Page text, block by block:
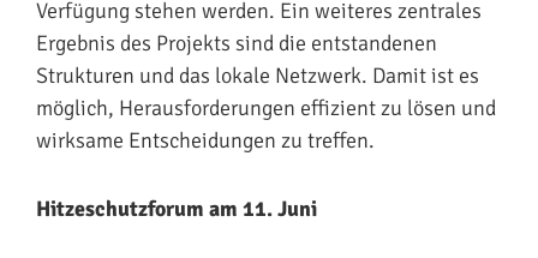
Verfügung stehen werden. Ein weiteres zentrales
Ergebnis des Projekts sind die entstandenen
Strukturen und das lokale Netzwerk. Damit ist es
möglich, Herausforderungen effizient zu lösen und
wirksame Entscheidungen zu treffen.
Hitzeschutzforum am 11. Juni